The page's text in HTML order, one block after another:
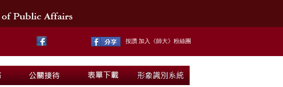
按讚 加入《師大》粉絲團